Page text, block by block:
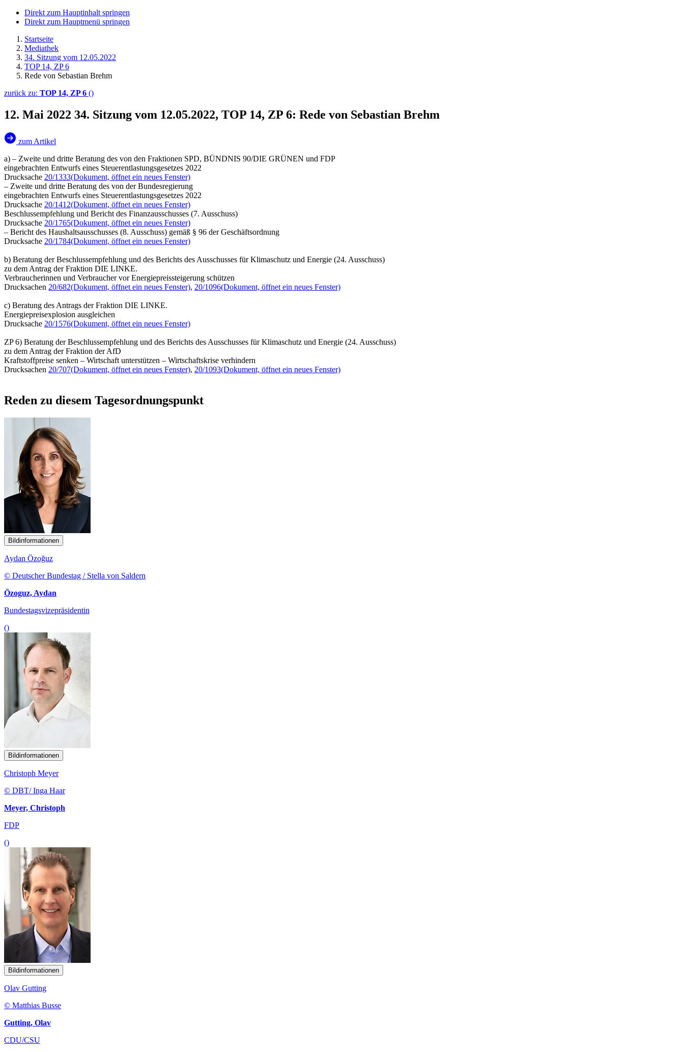
Direkt zum Hauptinhalt springen
Direkt zum Hauptmenü springen
Startseite
Mediathek
34. Sitzung vom 12.05.2022
TOP 14, ZP 6
Rede von Sebastian Brehm
zurück zu: TOP 14, ZP 6 ()
12. Mai 2022 34. Sitzung vom 12.05.2022, TOP 14, ZP 6: Rede von Sebastian Brehm
zum Artikel
a) – Zweite und dritte Beratung des von den Fraktionen SPD, BÜNDNIS 90/DIE GRÜNEN und FDP
eingebrachten Entwurfs eines Steuerentlastungsgesetzes 2022
Drucksache 20/1333(Dokument, öffnet ein neues Fenster)
– Zweite und dritte Beratung des von der Bundesregierung
eingebrachten Entwurfs eines Steuerentlastungsgesetzes 2022
Drucksache 20/1412(Dokument, öffnet ein neues Fenster)
Beschlussempfehlung und Bericht des Finanzausschusses (7. Ausschuss)
Drucksache 20/1765(Dokument, öffnet ein neues Fenster)
– Bericht des Haushaltsausschusses (8. Ausschuss) gemäß § 96 der Geschäftsordnung
Drucksache 20/1784(Dokument, öffnet ein neues Fenster)
b) Beratung der Beschlussempfehlung und des Berichts des Ausschusses für Klimaschutz und Energie (24. Ausschuss)
zu dem Antrag der Fraktion DIE LINKE.
Verbraucherinnen und Verbraucher vor Energiepreissteigerung schützen
Drucksachen 20/682(Dokument, öffnet ein neues Fenster), 20/1096(Dokument, öffnet ein neues Fenster)
c) Beratung des Antrags der Fraktion DIE LINKE.
Energiepreisexplosion ausgleichen
Drucksache 20/1576(Dokument, öffnet ein neues Fenster)
ZP 6) Beratung der Beschlussempfehlung und des Berichts des Ausschusses für Klimaschutz und Energie (24. Ausschuss)
zu dem Antrag der Fraktion der AfD
Kraftstoffpreise senken – Wirtschaft unterstützen – Wirtschaftskrise verhindern
Drucksachen 20/707(Dokument, öffnet ein neues Fenster), 20/1093(Dokument, öffnet ein neues Fenster)
Reden zu diesem Tagesordnungspunkt
Bildinformationen
Aydan Özoğuz
© Deutscher Bundestag / Stella von Saldern
Özoguz, Aydan
Bundestagsvizepräsidentin
()
Bildinformationen
Christoph Meyer
© DBT/ Inga Haar
Meyer, Christoph
FDP
()
Bildinformationen
Olav Gutting
© Matthias Busse
Gutting, Olav
CDU/CSU